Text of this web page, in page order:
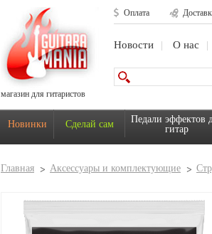
магазин для гитаристов
Оплата
Новости О нас
Новинки Сделай сам
Педали эффектов
гитар
Главная Аксессуары и комплектующие